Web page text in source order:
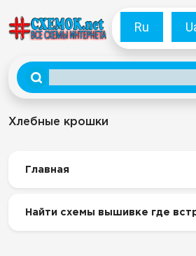
Ru
Хлебные крошки
Главная
Найти схемы вышивке где